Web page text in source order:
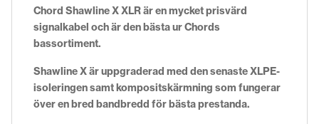
Chord Shawline X XLR är en mycket prisvärd
signalkabel och är den bästa ur Chords
bassortiment.
Shawline X är uppgraderad med den senaste XLPE-
isoleringen samt kompositskärmning som fungerar
över en bred bandbredd för bästa prestanda.